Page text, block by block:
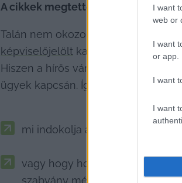
I want
web or
I want
or app.
I want
I want
A cikkek megtették hatásukat
Talán nem okozok nagy
képviselőjelölt kampányán túl is
Hiszen a hírös város fideszes
ügyek kapcsán. Így választ az
mi indokolja azt, hogy a
vagy hogy hogyan fordulhatott